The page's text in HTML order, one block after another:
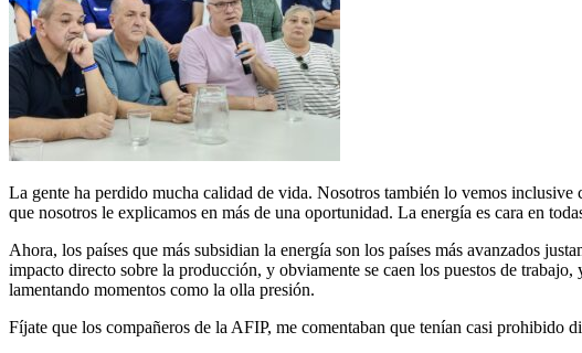
La gente ha perdido mucha calidad de vida. Nosotros también lo vemos
que nosotros le explicamos en más de una oportunidad. La energía es cara en
Ahora, los países que más subsidian la energía son los países más avanzados
impacto directo sobre la producción, y obviamente se caen los puestos de
lamentando momentos como la olla presión.
Fíjate que los compañeros de la AFIP, me comentaban que tenían casi